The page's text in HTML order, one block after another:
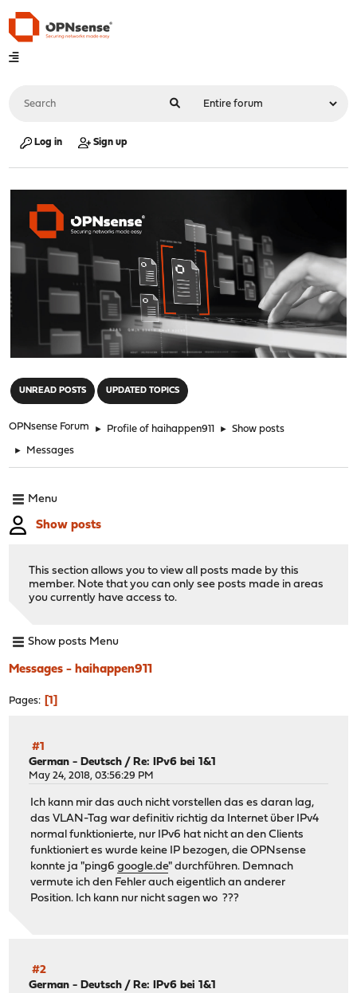
Log in Sign up
UNREAD POSTS UPDATED TOPICS
OPNsense Forum ► Profile of haihappen911 ► Show posts
► Messages
Menu
Show posts
This section allows you to view all posts made by this
member. Note that you can only see posts made in areas
you currently have access to.
Show posts Menu
Messages - haihappen911
Pages 1
#1
German - Deutsch / Re: IPv6 bei 1&1
May 24, 2018, 03:56:29 PM
Ich kann mir das auch nicht vorstellen das es daran lag,
das VLAN-Tag war definitiv richtig da Internet über IPv4
normal funktionierte, nur IPv6 hat nicht an den Clients
funktioniert es wurde keine IP bezogen, die OPNsense
konnte ja "ping6google.de" durchführen. Demnach
vermute ich den Fehler auch eigentlich an anderer
Position. Ich kann nur nicht sagen wo ???
#2
German - Deutsch /Re: IPv6 bei 1&1